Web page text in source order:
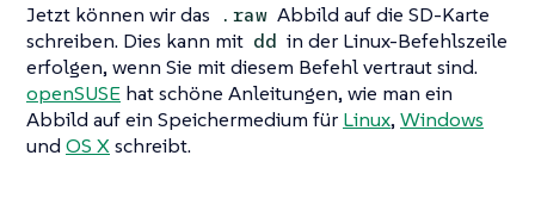
Jetzt können wir das .raw Abbild auf die SD-Karte
schreiben. Dies kann mit dd in der Linux-Befehlszeile
erfolgen, wenn Sie mit diesem Befehl vertraut sind.
openSUSE hat schöne Anleitungen, wie man ein
Abbild auf ein Speichermedium für Linux,Windows
und OS Xschreibt.